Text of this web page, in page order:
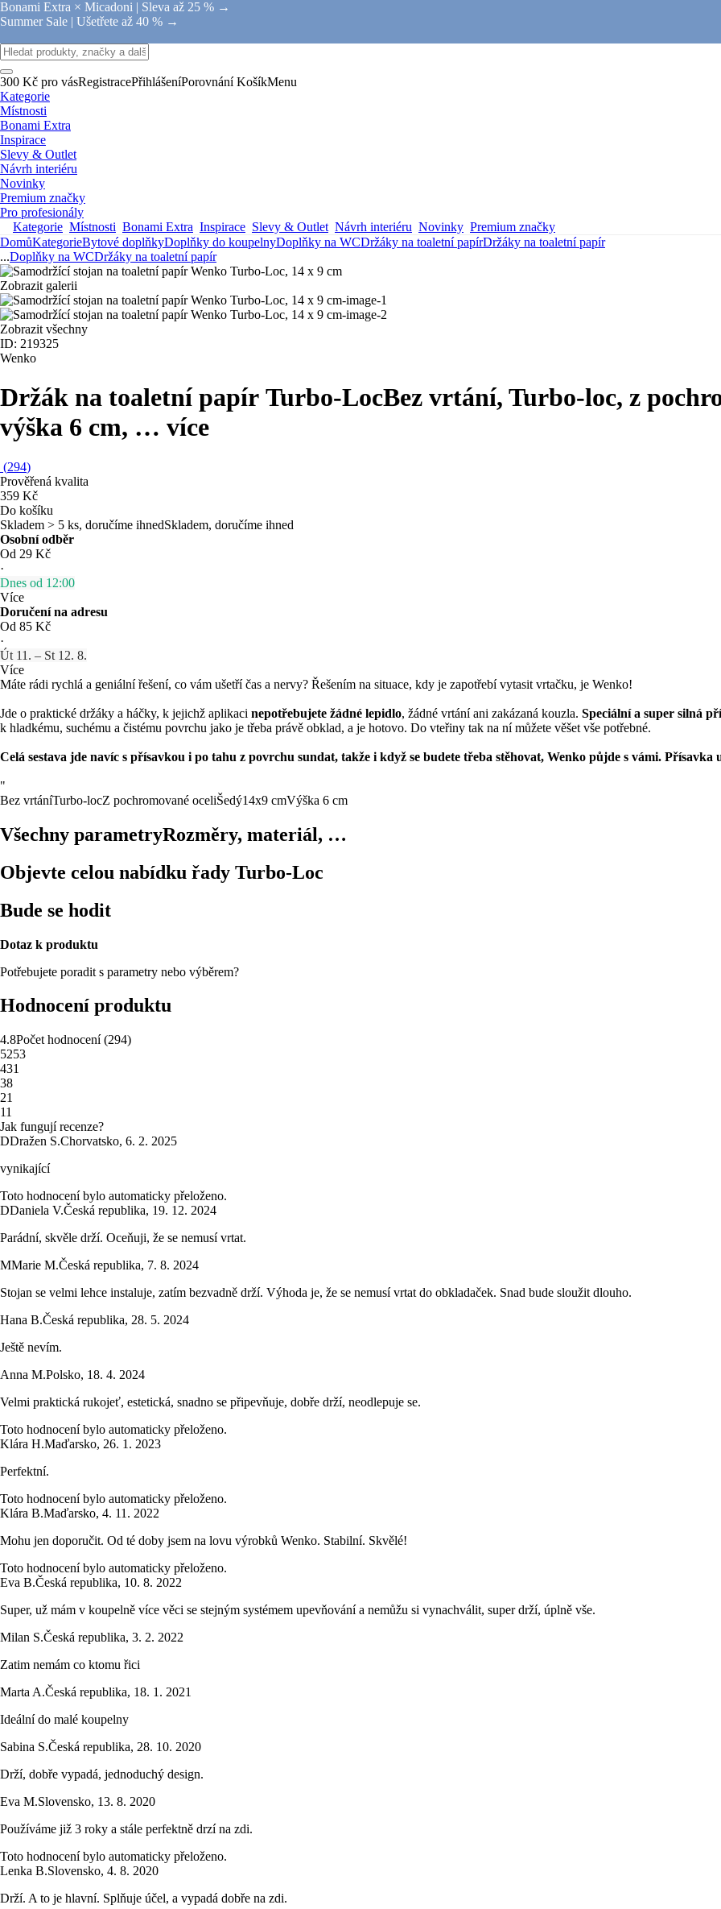
Bonami Extra × Micadoni | Sleva až 25 % →
Summer Sale | Ušetřete až 40 % →
300 Kč pro vásRegistracePřihlášeníPorovnání KošíkMenu
Kategorie
Místnosti
Bonami Extra
Inspirace
Slevy & Outlet
Návrh interiéru
Novinky
Premium značky
Pro profesionály
Kategorie Místnosti Bonami Extra Inspirace Slevy & Outlet Návrh interiéru Novinky Premium značky
DomůKategorieBytové doplňkyDoplňky do koupelnyDoplňky na WCDržáky na toaletní papírDržáky na toaletní papír
...Doplňky na WCDržáky na toaletní papír
Zobrazit galerii
Zobrazit všechny
ID: 219325
Wenko
Držák na toaletní papír Turbo-LocBez vrtání, Turbo-loc, z
výška 6 cm, … více
(294)
Prověřená kvalita
359 Kč
Do košíku
Skladem > 5 ks, doručíme ihnedSkladem, doručíme ihned
Osobní odběr
Od 29 Kč
·
Dnes od 12:00
Více
Doručení na adresu
Od 85 Kč
·
Út 11. – St 12. 8.
Více
Máte rádi rychlá a geniální řešení, co vám ušetří čas a nervy? Řešením na situace, kdy je zapotřebí vytasit vrtačku, je Wenko!
Jde o praktické držáky a háčky, k jejichž aplikaci nepotřebujete žádné lepidlo, žádné vrtání ani zakázaná kouzla. Speciální a super silná
k hladkému, suchému a čistému povrchu jako je třeba právě obklad, a je hotovo. Do vteřiny tak na ní můžete věšet vše potřebné.
Celá sestava jde navíc s přísavkou i po tahu z povrchu sundat, takže i když se budete třeba stěhovat, Wenko půjde s vámi. Přísavka
"
Bez vrtáníTurbo-locZ pochromované oceliŠedý14x9 cmVýška 6 cm
Všechny parametryRozměry, materiál, …
Objevte celou nabídku řady Turbo-Loc
Bude se hodit
Dotaz k produktu
Potřebujete poradit s parametry nebo výběrem?
Hodnocení produktu
4.8Počet hodnocení(294)
5253
431
38
21
11
Jak fungují recenze?
DDražen S.Chorvatsko, 6. 2. 2025
vynikající
Toto hodnocení bylo automaticky přeloženo.
DDaniela V.Česká republika, 19. 12. 2024
Parádní, skvěle drží. Oceňuji, že se nemusí vrtat.
MMarie M.Česká republika, 7. 8. 2024
Stojan se velmi lehce instaluje, zatím bezvadně drží. Výhoda je, že se nemusí vrtat do obkladaček. Snad bude sloužit dlouho.
Hana B.Česká republika, 28. 5. 2024
Ještě nevím.
Anna M.Polsko, 18. 4. 2024
Velmi praktická rukojeť, estetická, snadno se připevňuje, dobře drží, neodlepuje se.
Toto hodnocení bylo automaticky přeloženo.
Klára H.Maďarsko, 26. 1. 2023
Perfektní.
Toto hodnocení bylo automaticky přeloženo.
Klára B.Maďarsko, 4. 11. 2022
Mohu jen doporučit. Od té doby jsem na lovu výrobků Wenko. Stabilní. Skvělé!
Toto hodnocení bylo automaticky přeloženo.
Eva B.Česká republika, 10. 8. 2022
Super, už mám v koupelně více věci se stejným systémem upevňování a nemůžu si vynachválit, super drží, úplně vše.
Milan S.Česká republika, 3. 2. 2022
Zatim nemám co ktomu řici
Marta A.Česká republika, 18. 1. 2021
Ideální do malé koupelny
Sabina S.Česká republika, 28. 10. 2020
Drží, dobře vypadá, jednoduchý design.
Eva M.Slovensko, 13. 8. 2020
Používáme již 3 roky a stále perfektně drzí na zdi.
Toto hodnocení bylo automaticky přeloženo.
Lenka B.Slovensko, 4. 8. 2020
Drží. A to je hlavní. Splňuje účel, a vypadá dobře na zdi.